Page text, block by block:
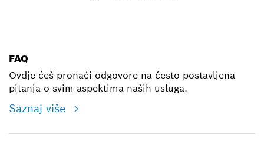
FAQ
Ovdje ćeš pronaći odgovore na često postavljena
pitanja o svim aspektima naših usluga.
Saznaj više